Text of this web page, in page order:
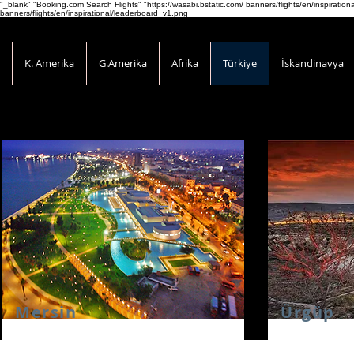
"_blank" "Booking.com Search Flights" "https://wasabi.bstatic.com/ banners/flights/en/
banners/flights/en/inspirational/leaderboard_v1.png
K. Amerika G.Amerika Afrika Türkiye İskandinavya
Mersin Ürgüp